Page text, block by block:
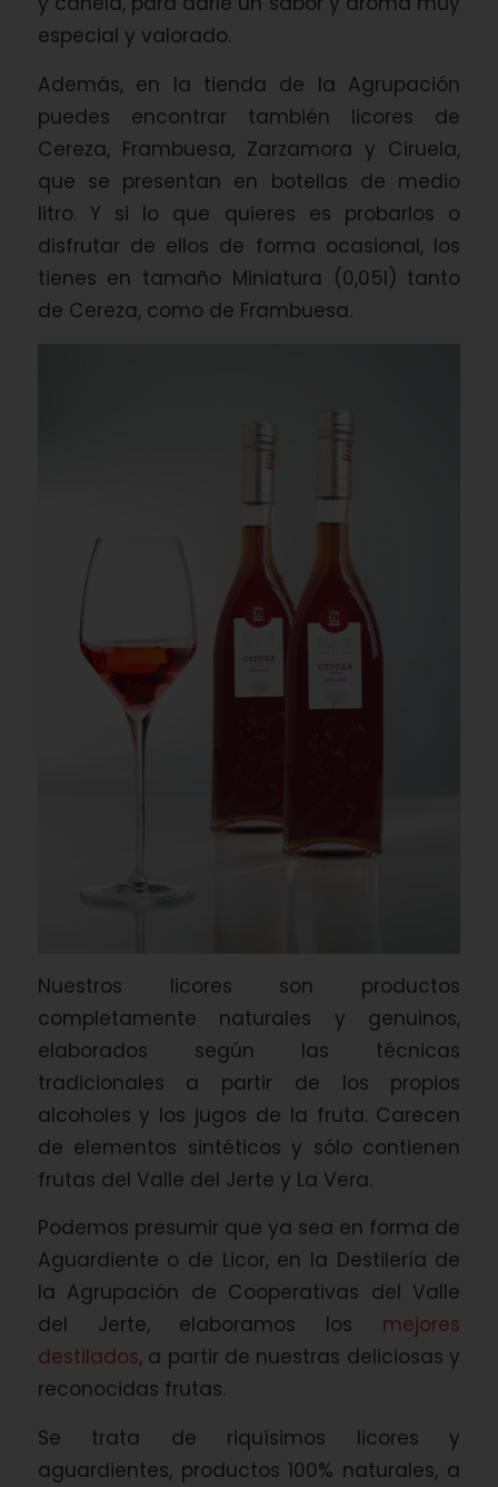
especial y valorado.
Además, en la tienda de la Agrupación
puedes encontrar también licores de
Cereza, Frambuesa, Zarzamora y Ciruela,
que se presentan en botellas de medio
litro. Y si lo que quieres es probarlos o
disfrutar de ellos de forma ocasional, los
tienes en tamaño Miniatura (0,05l) tanto
de Cereza, como de Frambuesa.
Nuestros licores son productos
completamente naturales y genuinos,
elaborados según las técnicas
tradicionales a partir de los propios
alcoholes y los jugos de la fruta. Carecen
de elementos sintéticos y sólo contienen
frutas del Valle del Jerte y La Vera.
Podemos presumir que ya sea en forma de
Aguardiente o de Licor, en la Destilería de
la Agrupación de Cooperativas del Valle
del Jerte, elaboramos los mejores
destilados, a partir de nuestras deliciosas y
reconocidas frutas.
Se trata de riquísimos licores y
aguardientes, productos 100% naturales, a